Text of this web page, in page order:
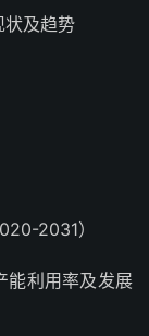
及趋势
2031）
利用率及发展